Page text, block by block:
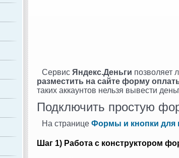
Сервис Яндекс.Деньги позволяет
разместить на сайте форму
таких аккаунтов нельзя вывести
Подключить простую
На странице Формы и кнопки для
Шаг 1) Работа с конструктором